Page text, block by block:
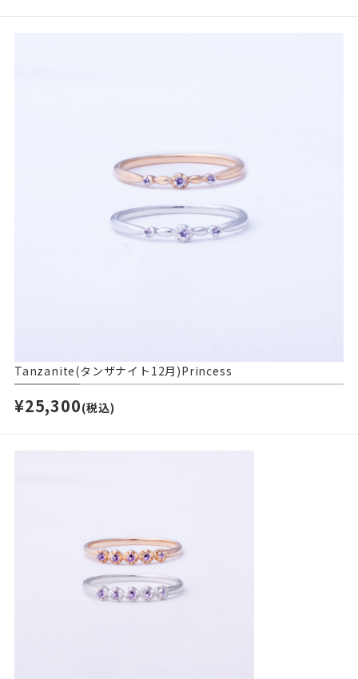
Tanzanite(タンザナイト12月)Princess
¥25,300(税込)